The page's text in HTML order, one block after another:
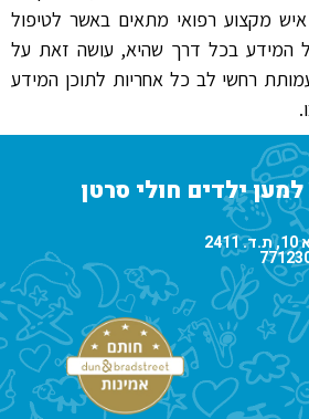
איש מקצוע רפואי מתאים באשר לטיפול
המידע בכל דרך שהיא, עושה זאת על
רחשי לב כל אחריות לתוכן המידע
ילדים חולי סרטן